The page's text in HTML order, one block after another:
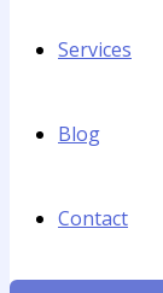
Services
Blog
Contact